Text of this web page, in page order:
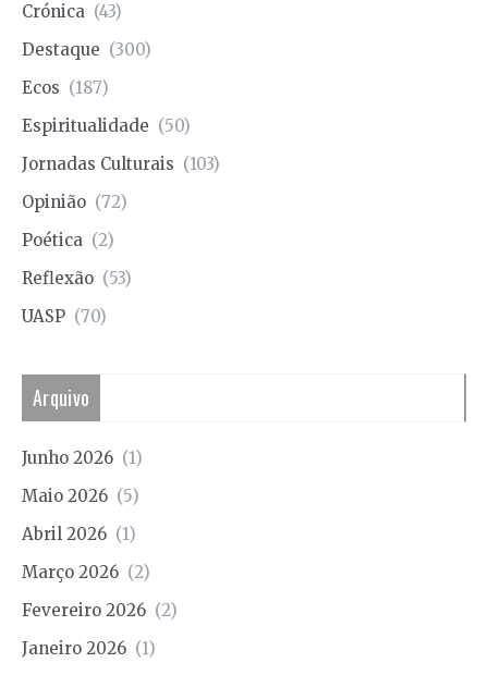
Crónica (43)
Destaque (300)
Ecos (187)
Espiritualidade (50)
Jornadas Culturais (103)
Opinião (72)
Poética (2)
Reflexão (53)
UASP (70)
Arquivo
Junho 2026 (1)
Maio 2026 (5)
Abril 2026 (1)
Março 2026 (2)
Fevereiro 2026 (2)
Janeiro 2026 (1)